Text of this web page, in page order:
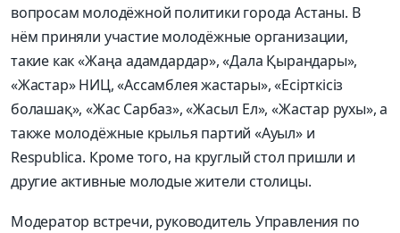
вопросам молодёжной политики города Астаны. В
нём приняли участие молодёжные организации,
такие как «Жаңа адамдардар», «Дала Қырандары»,
«Жастар» НИЦ, «Ассамблея жастары», «Есірткісіз
болашақ», «Жас Сарбаз», «Жасыл Ел», «Жастар рухы», а
также молодёжные крылья партий «Ауыл» и
Respublica. Кроме того, на круглый стол пришли и
другие активные молодые жители столицы.
Модератор встречи, руководитель Управления по